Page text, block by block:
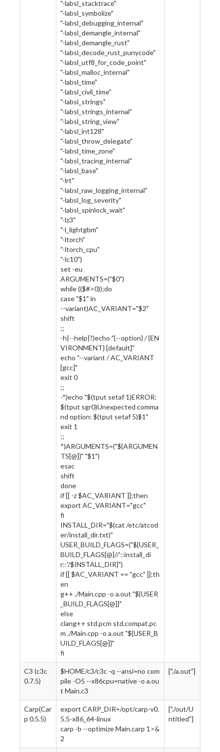
"-labsl_stacktrace"
"-labsl_symbolize"
"-labsl_debugging_internal"
"-labsl_demangle_internal"
"-labsl_demangle_rust"
"-labsl_decode_rust_punycode"
"-labsl_utf8_for_code_point"
"-labsl_malloc_internal"
"-labsl_time"
"-labsl_civil_time"
"-labsl_strings"
"-labsl_strings_internal"
"-labsl_string_view"
"-labsl_int128"
"-labsl_throw_delegate"
"-labsl_time_zone"
"-labsl_tracing_internal"
"-labsl_base"
"-lrt"
"-labsl_raw_logging_internal"
"-labsl_log_severity"
"-labsl_spinlock_wait"
"-lz3"
"-l_lightgbm"
"-ltorch"
"-ltorch_cpu"
"-lc10")
set -eu
ARGUMENTS=("$0")
while (($#>0));do
case "$1" in
--variant)AC_VARIANT="$2"
shift
;;
-h|--help|?)echo "{--option} / {EN
VIRONMENT} [default]"
echo "--variant / AC_VARIANT
[gcc]"
exit 0
;;
-*)echo "$(tput setaf 1)ERROR:
$(tput sgr0)Unexpected comma
nd option: $(tput setaf 5)$1"
exit 1
;;
*)ARGUMENTS=("${ARGUMEN
TS[@]}" "$1")
esac
shift
done
if [[ -z $AC_VARIANT ]];then
export AC_VARIANT="gcc"
fi
INSTALL_DIR="$(cat /etc/atcod
er/install_dir.txt)"
USER_BUILD_FLAGS=("${USER_
BUILD_FLAGS[@]//'::install_di
r::'/$INSTALL_DIR}")
if [[ $AC_VARIANT == "gcc" ]];th
en
g++ ./Main.cpp -o a.out "${USER
_BUILD_FLAGS[@]}"
else
clang++ std.pcm std.compat.pc
m ./Main.cpp -o a.out "${USER_B
UILD_FLAGS[@]}"
fi
C3 (c3c
0.7.5)
$HOME/c3/c3c -q --ansi=no com
pile -O5 --x86cpu=native -o a.ou
t Main.c3
["./a.out"]
Carp(Car
p 0.5.5)
export CARP_DIR=/opt/carp-v0.
5.5-x86_64-linux
carp -b --optimize Main.carp 1>&
2
["./out/U
ntitled"]